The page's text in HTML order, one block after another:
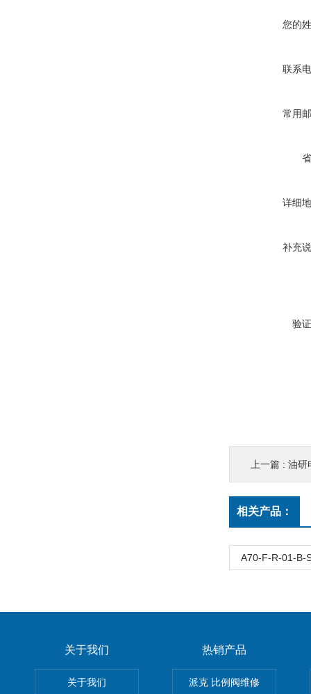
您的
联系
常用
详细
补充
验
上一篇 : 油研
相关产品：
A70-F-R-01-B-
关于我们
关于我们
热销产品
派克 比例阀维修